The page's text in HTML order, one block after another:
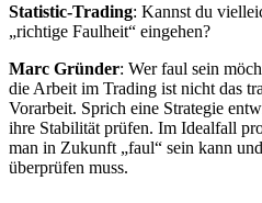
Statistic-Trading: Kannst du
„richtige Faulheit“ eingehen?
Marc Gründer: Wer faul sein
die Arbeit im Trading ist nicht das
Vorarbeit. Sprich eine Strategie
ihre Stabilität prüfen. Im Idealfall
man in Zukunft „faul“ sein kann
überprüfen muss.